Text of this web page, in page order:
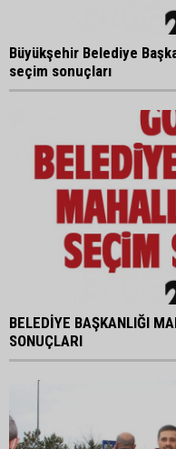
Büyükşehir Belediye
seçim sonuçları
BELEDİYE BAŞKANLIĞI
SONUÇLARI